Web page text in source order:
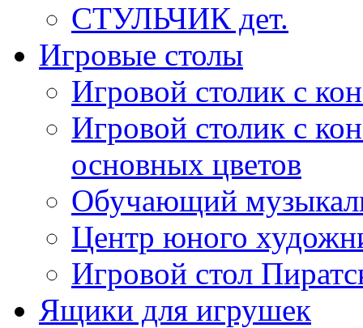
СТУЛЬЧИК дет.
Игровые столы
Игровой столик с
Игровой столик с
основных цветов
Обучающий
Центр юного
Игровой стол
Ящики для игрушек